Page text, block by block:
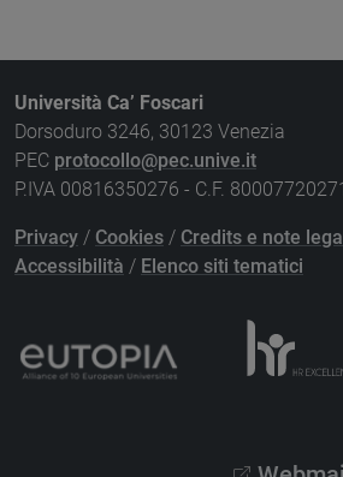
Università Ca’ Foscari
Dorsoduro 3246, 30123 Venezia
PEC protocollo@pec.unive.it
P.IVA 00816350276 - C.F.
Privacy / Cookies / Credits e note
Accessibilità / Elenco siti tematici